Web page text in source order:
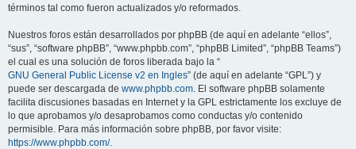
términos tal como fueron actualizados y/o reformados.
Nuestros foros están desarrollados por phpBB (de aquí en adelante “ellos”,
“sus”, “software phpBB”, “www.phpbb.com”, “phpBB Limited”, “phpBB Teams”)
el cual es una solución de foros liberada bajo la “
GNU General Public License v2 en Ingles” (de aquí en adelante “GPL”) y
puede ser descargada de www.phpbb.com. El software phpBB solamente
facilita discusiones basadas en Internet y la GPL estrictamente los excluye de
lo que aprobamos y/o desaprobamos como conductas y/o contenido
permisible. Para más información sobre phpBB, por favor visite:
https://www.phpbb.com/.